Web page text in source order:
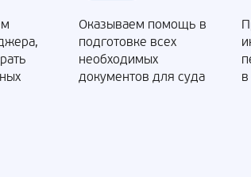
Оказываем помощь в
подготовке всех
необходимых
документов для суда